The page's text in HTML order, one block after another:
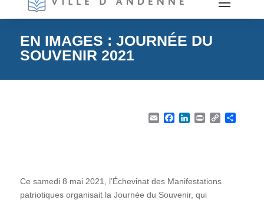
EN IMAGES : JOURNÉE DU
SOUVENIR 2021
EmailFacebook
LinkedIn
PrintCopy
Ce samedi 8 mai 2021, l’Échevinat des Manifestations
patriotiques organisait la Journée du Souvenir, qui